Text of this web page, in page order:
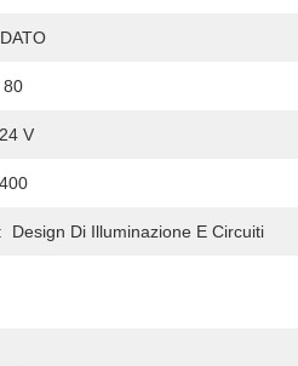
80
V
400
Design Di Illuminazione E Circuiti